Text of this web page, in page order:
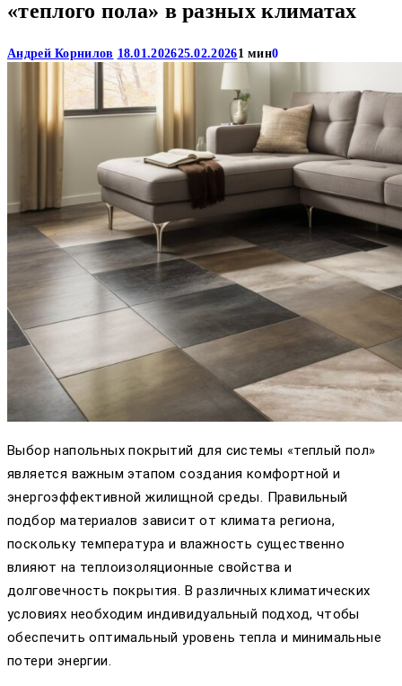
«теплого пола» в разных климатах
Андрей Корнилов 18.01.202625.02.20261 мин0
Выбор напольных покрытий для системы «теплый пол»
является важным этапом создания комфортной и
энергоэффективной жилищной среды. Правильный
подбор материалов зависит от климата региона,
поскольку температура и влажность существенно
влияют на теплоизоляционные свойства и
долговечность покрытия. В различных климатических
условиях необходим индивидуальный подход, чтобы
обеспечить оптимальный уровень тепла и минимальные
потери энергии.